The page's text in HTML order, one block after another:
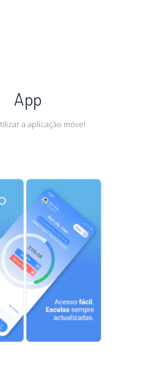
App
a aplicação móvel